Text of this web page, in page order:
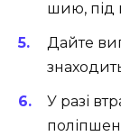
шию, під
Дайте
У разі